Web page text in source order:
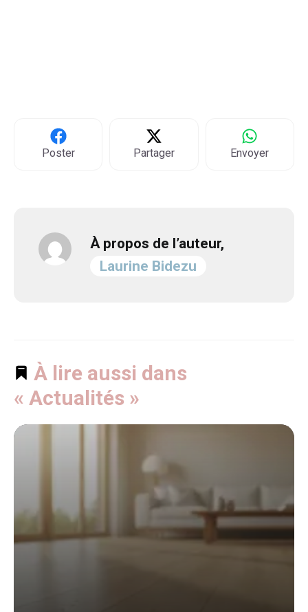
Poster Partager Envoyer
À propos de l’auteur,
Laurine Bidezu
À lire aussi dans
« Actualités »